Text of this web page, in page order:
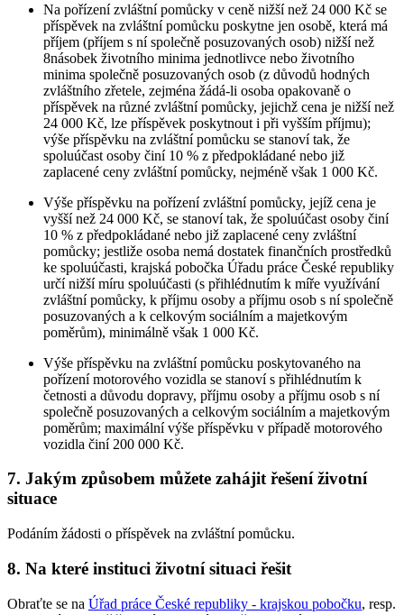
Na pořízení zvláštní pomůcky v ceně nižší než 24 000 Kč se
příspěvek na zvláštní pomůcku poskytne jen osobě, která má
příjem (příjem s ní společně posuzovaných osob) nižší než
8násobek životního minima jednotlivce nebo životního
minima společně posuzovaných osob (z důvodů hodných
zvláštního zřetele, zejména žádá-li osoba opakovaně o
příspěvek na různé zvláštní pomůcky, jejichž cena je nižší než
24 000 Kč, lze příspěvek poskytnout i při vyšším příjmu);
výše příspěvku na zvláštní pomůcku se stanoví tak, že
spoluúčast osoby činí 10 % z předpokládané nebo již
zaplacené ceny zvláštní pomůcky, nejméně však 1 000 Kč.
Výše příspěvku na pořízení zvláštní pomůcky, jejíž cena je
vyšší než 24 000 Kč, se stanoví tak, že spoluúčast osoby činí
10 % z předpokládané nebo již zaplacené ceny zvláštní
pomůcky; jestliže osoba nemá dostatek finančních prostředků
ke spoluúčasti, krajská pobočka Úřadu práce České republiky
určí nižší míru spoluúčasti (s přihlédnutím k míře využívání
zvláštní pomůcky, k příjmu osoby a příjmu osob s ní společně
posuzovaných a k celkovým sociálním a majetkovým
poměrům), minimálně však 1 000 Kč.
Výše příspěvku na zvláštní pomůcku poskytovaného na
pořízení motorového vozidla se stanoví s přihlédnutím k
četnosti a důvodu dopravy, příjmu osoby a příjmu osob s ní
společně posuzovaných a celkovým sociálním a majetkovým
poměrům; maximální výše příspěvku v případě motorového
vozidla činí 200 000 Kč.
7. Jakým způsobem můžete zahájit řešení životní
situace
Podáním žádosti o příspěvek na zvláštní pomůcku.
8. Na které instituci životní situaci řešit
Obraťte se na Úřad práce České republiky - krajskou pobočku, resp.